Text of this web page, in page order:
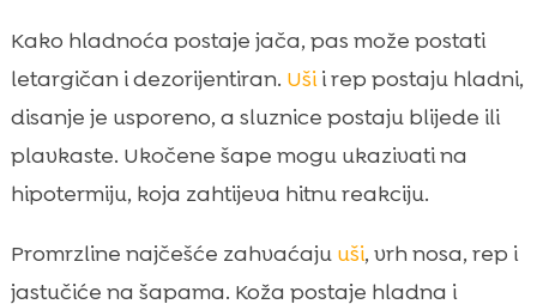
Kako hladnoća postaje jača, pas može postati
letargičan i dezorijentiran. Ušii rep postaju hladni,
disanje je usporeno, a sluznice postaju blijede ili
plavkaste. Ukočene šape mogu ukazivati na
hipotermiju, koja zahtijeva hitnu reakciju.
Promrzline najčešće zahvaćaju uši, vrh nosa, rep i
jastučiće na šapama. Koža postaje hladna i